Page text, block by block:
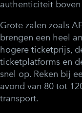
authenticiteit
Grote zalen zoals
brengen een heel
hogere ticketprijs,
ticketplatforms en
snel op. Reken bij
avond van 80 tot
transport.